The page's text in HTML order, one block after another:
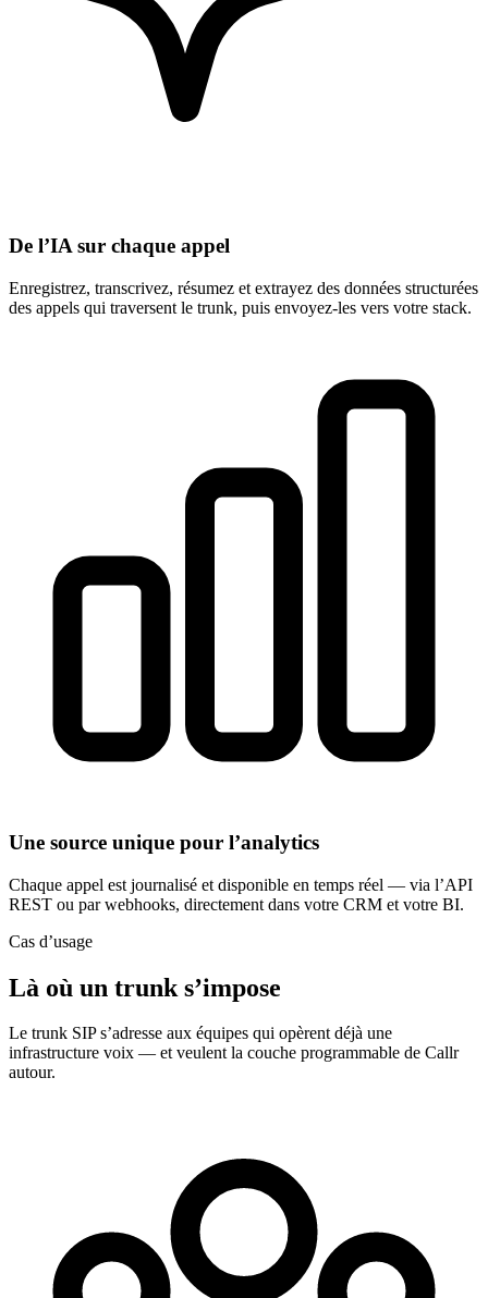
De l’IA sur chaque appel
Enregistrez, transcrivez, résumez et extrayez des données structurées
des appels qui traversent le trunk, puis envoyez-les vers votre stack.
Une source unique pour l’analytics
Chaque appel est journalisé et disponible en temps réel — via l’API
REST ou par webhooks, directement dans votre CRM et votre BI.
Cas d’usage
Là où un trunk s’impose
Le trunk SIP s’adresse aux équipes qui opèrent déjà une
infrastructure voix — et veulent la couche programmable de Callr
autour.